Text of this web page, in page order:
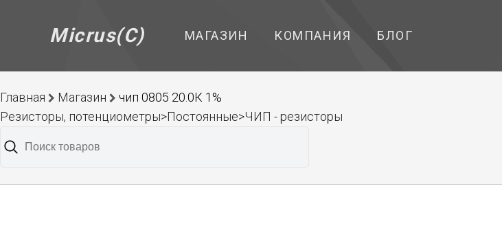
Micrus(C) МАГАЗИН КОМПАНИЯ БЛОГ
Главная Магазин
чип 0805 20.0К 1%
Резисторы, потенциометры>Постоянные>ЧИП - резисторы